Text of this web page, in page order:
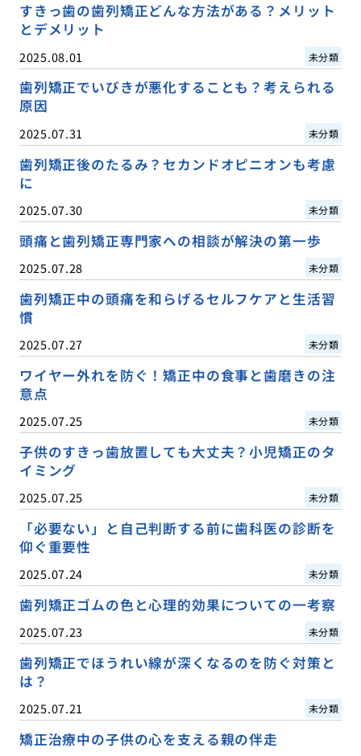
すきっ歯の歯列矯正どんな方法がある？メリット
とデメリット
2025.08.01 未分類
歯列矯正でいびきが悪化することも？考えられる
原因
2025.07.31 未分類
歯列矯正後のたるみ？セカンドオピニオンも考慮
に
2025.07.30 未分類
頭痛と歯列矯正専門家への相談が解決の第一歩
2025.07.28 未分類
歯列矯正中の頭痛を和らげるセルフケアと生活習
慣
2025.07.27 未分類
ワイヤー外れを防ぐ！矯正中の食事と歯磨きの注
意点
2025.07.25 未分類
子供のすきっ歯放置しても大丈夫？小児矯正のタ
イミング
2025.07.25 未分類
「必要ない」と自己判断する前に歯科医の診断を
仰ぐ重要性
2025.07.24 未分類
歯列矯正ゴムの色と心理的効果についての一考察
2025.07.23 未分類
歯列矯正でほうれい線が深くなるのを防ぐ対策と
は？
2025.07.21 未分類
矯正治療中の子供の心を支える親の伴走